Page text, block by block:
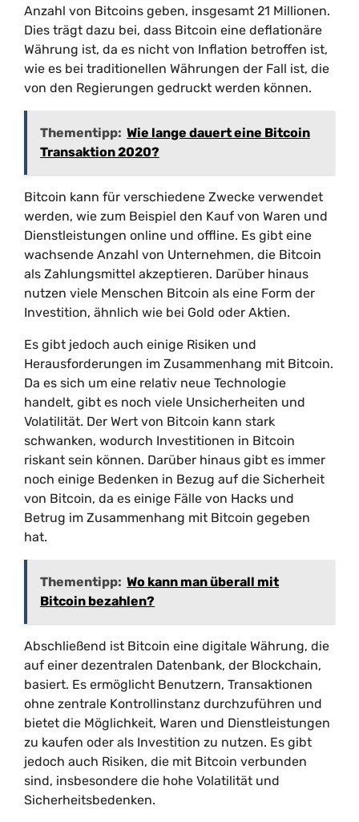
Anzahl von Bitcoins geben, insgesamt 21 Millionen.
Dies trägt dazu bei, dass Bitcoin eine deflationäre
Währung ist, da es nicht von Inflation betroffen ist,
wie es bei traditionellen Währungen der Fall ist, die
von den Regierungen gedruckt werden können.
Thementipp: Wie lange dauert eine Bitcoin
Transaktion 2020?
Bitcoin kann für verschiedene Zwecke verwendet
werden, wie zum Beispiel den Kauf von Waren und
Dienstleistungen online und offline. Es gibt eine
wachsende Anzahl von Unternehmen, die Bitcoin
als Zahlungsmittel akzeptieren. Darüber hinaus
nutzen viele Menschen Bitcoin als eine Form der
Investition, ähnlich wie bei Gold oder Aktien.
Es gibt jedoch auch einige Risiken und
Herausforderungen im Zusammenhang mit Bitcoin.
Da es sich um eine relativ neue Technologie
handelt, gibt es noch viele Unsicherheiten und
Volatilität. Der Wert von Bitcoin kann stark
schwanken, wodurch Investitionen in Bitcoin
riskant sein können. Darüber hinaus gibt es immer
noch einige Bedenken in Bezug auf die Sicherheit
von Bitcoin, da es einige Fälle von Hacks und
Betrug im Zusammenhang mit Bitcoin gegeben
hat.
Thementipp: Wo kann man überall mit
Bitcoin bezahlen?
Abschließend ist Bitcoin eine digitale Währung, die
auf einer dezentralen Datenbank, der Blockchain,
basiert. Es ermöglicht Benutzern, Transaktionen
ohne zentrale Kontrollinstanz durchzuführen und
bietet die Möglichkeit, Waren und Dienstleistungen
zu kaufen oder als Investition zu nutzen. Es gibt
jedoch auch Risiken, die mit Bitcoin verbunden
sind, insbesondere die hohe Volatilität und
Sicherheitsbedenken.